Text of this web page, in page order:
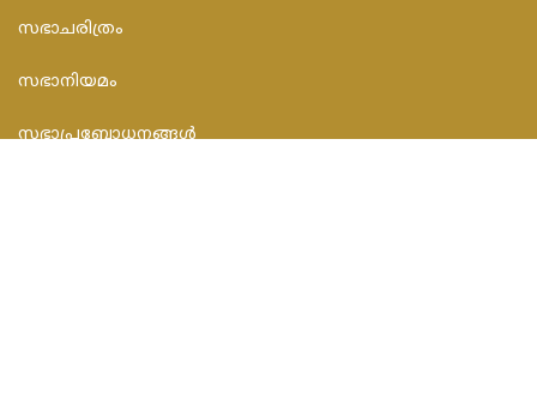
സഭാചരിത്രം
സഭാനിയമം
സഭാപ്രബോധനങ്ങള്‍